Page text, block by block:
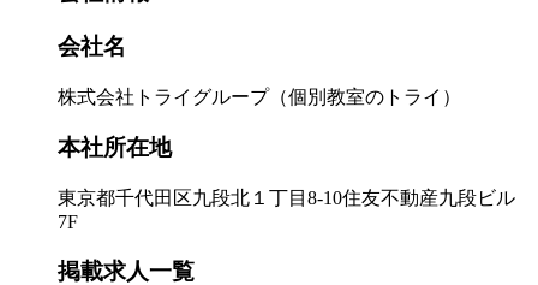
会社名
株式会社トライグループ（個別教室のトライ）
本社所在地
東京都千代田区九段北１丁目8-10住友不動産九段ビル
7F
掲載求人一覧